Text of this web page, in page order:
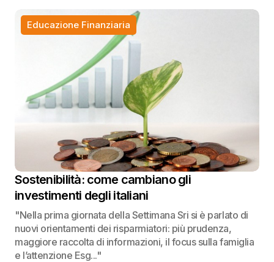
Educazione Finanziaria
Sostenibilità: come cambiano gli
investimenti degli italiani
"Nella prima giornata della Settimana Sri si è parlato di
nuovi orientamenti dei risparmiatori: più prudenza,
maggiore raccolta di informazioni, il focus sulla famiglia
e l’attenzione Esg..."